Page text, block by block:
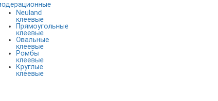
Neuland
клеевые
Прямоугольные
клеевые
Овальные
клеевые
Ромбы
клеевые
Круглые
клеевые